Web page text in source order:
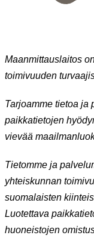
Maanmittauslaitos
toimivuuden
Tarjoamme tietoa ja
paikkatietojen
vievää
Tietomme ja
yhteiskunnan
suomalaisten
Luotettava
huoneistojen